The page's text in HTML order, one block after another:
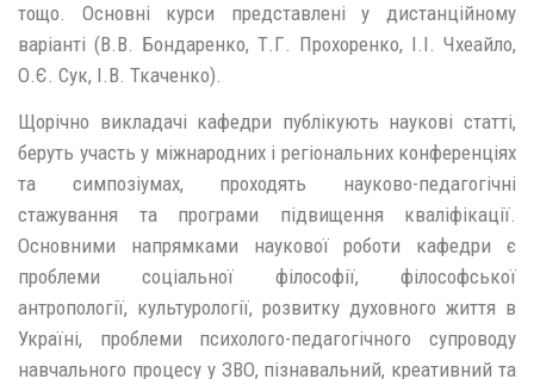
тощо. Основні курси представлені у дистанційному
варіанті (В.В. Бондаренко, Т.Г. Прохоренко, І.І. Чхеайло,
О.Є. Сук, І.В. Ткаченко).
Щорічно викладачі кафедри публікують наукові статті,
беруть участь у міжнародних і регіональних конференціях
та симпозіумах, проходять науково-педагогічні
стажування та програми підвищення кваліфікації.
Основними напрямками наукової роботи кафедри є
проблеми соціальної філософії, філософської
антропології, культурології, розвитку духовного життя в
Україні, проблеми психолого-педагогічного супроводу
навчального процесу у ЗВО, пізнавальний, креативний та